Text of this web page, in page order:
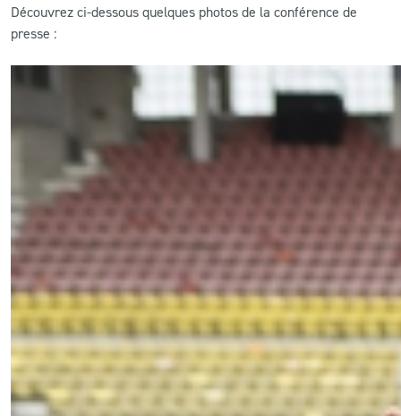
Découvrez ci-dessous quelques photos de la conférence de
presse :